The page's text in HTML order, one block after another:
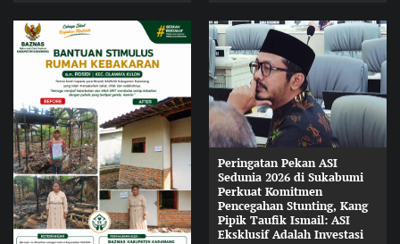
Peringatan Pekan ASI
Sedunia 2026 di Sukabumi
Perkuat Komitmen
Pencegahan Stunting, Kang
Pipik Taufik Ismail: ASI
Eksklusif Adalah Investasi